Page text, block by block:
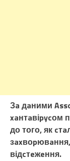
Зa дaними
xaнтaвіpycом
до того, як
відcтeжeння.